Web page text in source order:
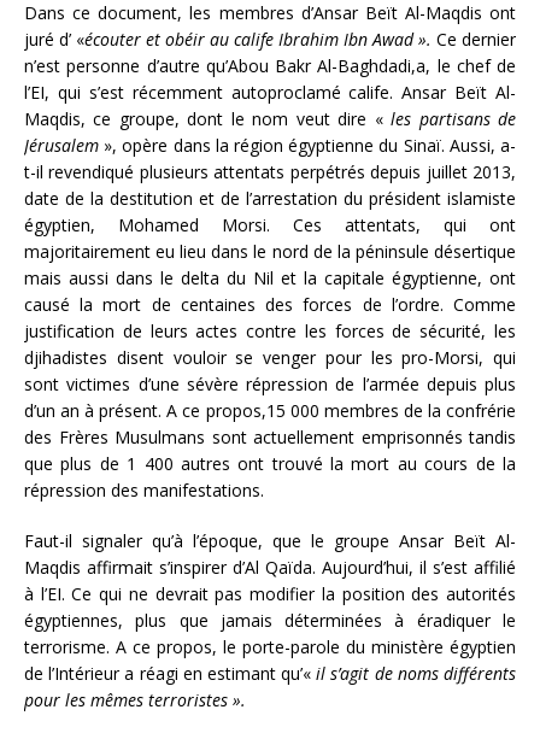
Dans ce document, les membres d’Ansar Beït Al-Maqdis ont
juré d’ «écouter et obéir au calife Ibrahim Ibn Awad ». Ce dernier
n’est personne d’autre qu’Abou Bakr Al-Baghdadi,a, le chef de
l’EI, qui s’est récemment autoproclamé calife. Ansar Beït Al-
Maqdis, ce groupe, dont le nom veut dire «les partisans de
Jérusalem », opère dans la région égyptienne du Sinaï. Aussi, a-
t-il revendiqué plusieurs attentats perpétrés depuis juillet 2013,
date de la destitution et de l’arrestation du président islamiste
égyptien, Mohamed Morsi. Ces attentats, qui ont
majoritairement eu lieu dans le nord de la péninsule désertique
mais aussi dans le delta du Nil et la capitale égyptienne, ont
causé la mort de centaines des forces de l’ordre. Comme
justification de leurs actes contre les forces de sécurité, les
djihadistes disent vouloir se venger pour les pro-Morsi, qui
sont victimes d’une sévère répression de l’armée depuis plus
d’un an à présent. A ce propos,15 000 membres de la confrérie
des Frères Musulmans sont actuellement emprisonnés tandis
que plus de 1 400 autres ont trouvé la mort au cours de la
répression des manifestations.
Faut-il signaler qu’à l’époque, que le groupe Ansar Beït Al-
Maqdis affirmait s’inspirer d’Al Qaïda. Aujourd’hui, il s’est affilié
à l’EI. Ce qui ne devrait pas modifier la position des autorités
égyptiennes, plus que jamais déterminées à éradiquer le
terrorisme. A ce propos, le porte-parole du ministère égyptien
de l’Intérieur a réagi en estimant qu’«il s’agit de noms différents
pour les mêmes terroristes ».